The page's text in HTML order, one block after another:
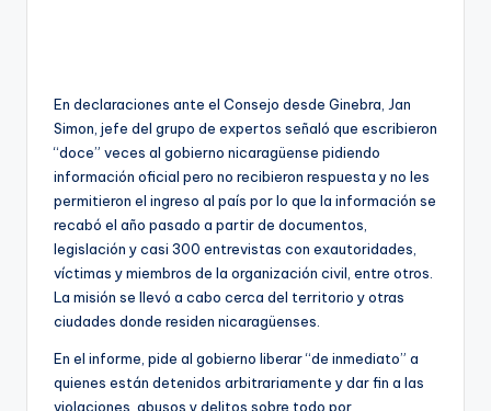
En declaraciones ante el Consejo desde Ginebra, Jan
Simon, jefe del grupo de expertos señaló que escribieron
“doce” veces al gobierno nicaragüense pidiendo
información oficial pero no recibieron respuesta y no les
permitieron el ingreso al país por lo que la información se
recabó el año pasado a partir de documentos,
legislación y casi 300 entrevistas con exautoridades,
víctimas y miembros de la organización civil, entre otros.
La misión se llevó a cabo cerca del territorio y otras
ciudades donde residen nicaragüenses.
En el informe, pide al gobierno liberar “de inmediato” a
quienes están detenidos arbitrariamente y dar fin a las
violaciones, abusos y delitos sobre todo por